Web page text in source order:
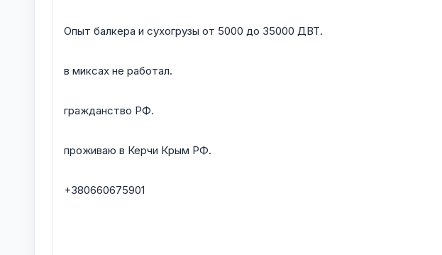
Опыт балкера и сухогрузы от 5000 до 35000 ДВТ.
в миксах не работал.
гражданство РФ.
проживаю в Керчи Крым РФ.
+380660675901